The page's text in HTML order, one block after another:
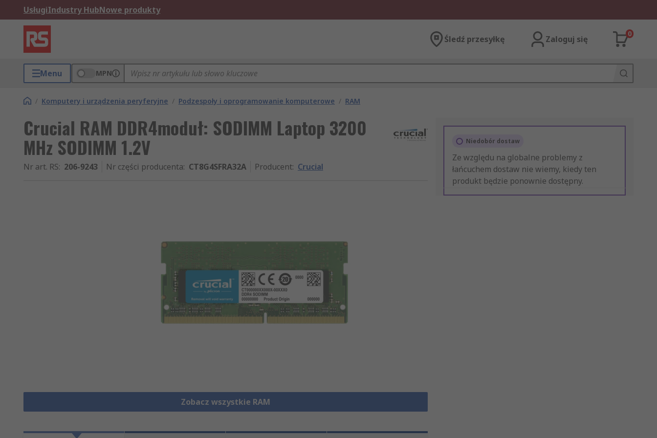
UsługiIndustry HubNowe produkty
Śledź przesyłkę Zaloguj się
0
Menu MPN
/ Komputery i urządzenia peryferyjne / Podzespoły i oprogramowanie komputerowe / RAM
Crucial RAM DDR4moduł: SODIMM Laptop 3200
MHz SODIMM 1.2V
Nr art. RS: 206-9243 Nr części producenta: CT8G4SFRA32A Producent: Crucial
Zobacz wszystkie RAM
Niedobór dostaw
Ze względu na globalne problemy z
łańcuchem dostaw nie wiemy, kiedy ten
produkt będzie ponownie dostępny.